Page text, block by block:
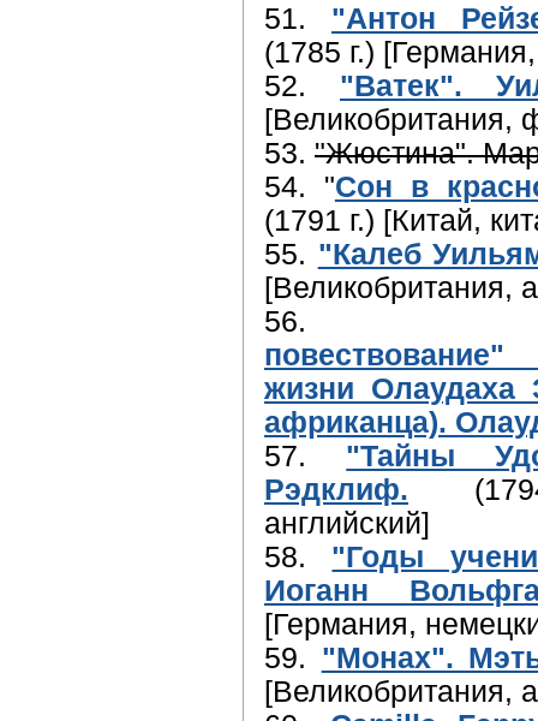
51. "Антон
(1785 г.)
52. "Ватек".
[Великобритания,
53. "Жюстина".
54. "Сон в
(1791 г.) [Китай,
55. "Калеб
[Великобритания,
жизни Олаудаха
африканца).
57. "Тайны
Рэдклиф.
английский]
58. "Годы
Иоганн
[Германия,
59. "Монах".
[Великобритания,